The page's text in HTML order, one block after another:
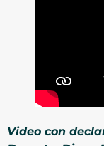
Video con